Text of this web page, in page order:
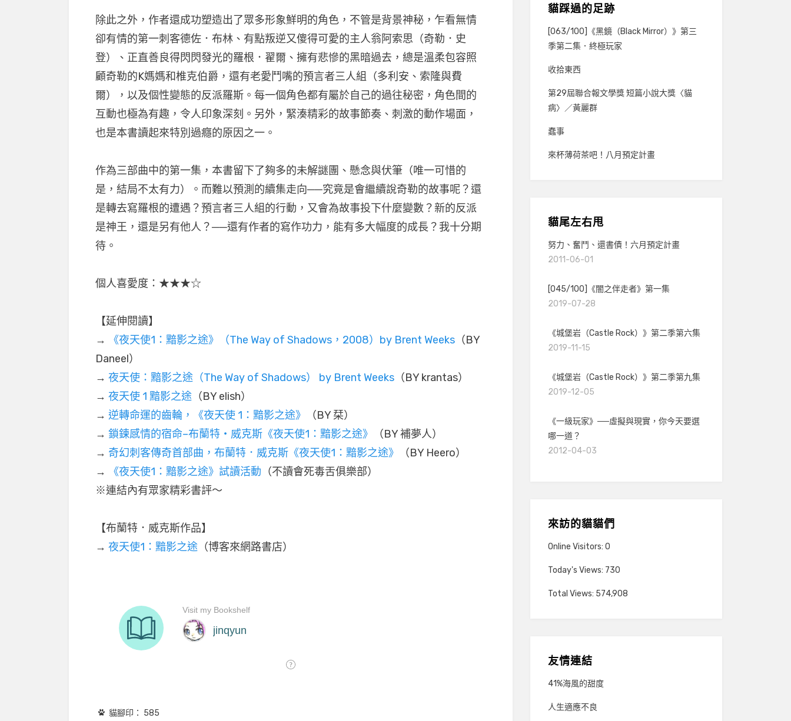
除此之外，作者還成功塑造出了眾多形象鮮明的角色，不管是背景神秘，乍看無情
卻有情的第一刺客德佐．布林、有點叛逆又傻得可愛的主人翁阿索思（奇勒．史
登）、正直善良得閃閃發光的羅根．翟爾、擁有悲慘的黑暗過去，總是溫柔包容照
顧奇勒的K媽媽和椎克伯爵，還有老愛鬥嘴的預言者三人組（多利安、索隆與費
爾），以及個性變態的反派羅斯。每一個角色都有屬於自己的過往秘密，角色間的
互動也極為有趣，令人印象深刻。另外，緊湊精彩的故事節奏、刺激的動作場面，
也是本書讀起來特別過癮的原因之一。
作為三部曲中的第一集，本書留下了夠多的未解謎團、懸念與伏筆（唯一可惜的
是，結局不太有力）。而難以預測的續集走向──究竟是會繼續說奇勒的故事呢？還
是轉去寫羅根的遭遇？預言者三人組的行動，又會為故事投下什麼變數？新的反派
是神王，還是另有他人？──還有作者的寫作功力，能有多大幅度的成長？我十分期
待。
個人喜愛度：★★★☆
【延伸閱讀】
→
《夜天使1：黯影之途》（The Way of Shadows，2008）by Brent Weeks （BY
Daneel）
→ 夜天使：黯影之途（The Way of Shadows） by Brent Weeks （BY krantas）
→ 夜天使 1 黯影之途 （BY elish）
→ 逆轉命運的齒輪，《夜天使 1：黯影之途》
（BY 栞）
→ 鎖鍊感情的宿命–布蘭特‧威克斯《夜天使1：黯影之途》
（BY 補夢人）
→ 奇幻刺客傳奇首部曲，布蘭特．威克斯《夜天使1：黯影之途》
（BY Heero）
→
《夜天使1：黯影之途》試讀活動 （不讀會死毒舌俱樂部）
※連結內有眾家精彩書評～
【布蘭特．威克斯作品】
→ 夜天使1：黯影之途 （博客來網路書店）
貓腳印： 585
貓踩過的足跡
[063/100]《黑鏡（Black Mirror）》第三
季第二集．終極玩家
收拾東西
第29屆聯合報文學獎 短篇小說大獎〈貓
病〉／黃麗群
蠢事
來杯薄荷茶吧！八月預定計畫
貓尾左右甩
努力、奮鬥、還書債！六月預定計畫
2011-06-01
[045/100]《闇之伴走者》第一集
2019-07-28
《城堡岩（Castle Rock）》第二季第六集
2019-11-15
《城堡岩（Castle Rock）》第二季第九集
2019-12-05
《一級玩家》──虛擬與現實，你今天要選
哪一道？
2012-04-03
來訪的貓貓們
Online Visitors: 0
Today's Views: 730
Total Views: 574,908
友情連結
41%海風的甜度
人生適應不良